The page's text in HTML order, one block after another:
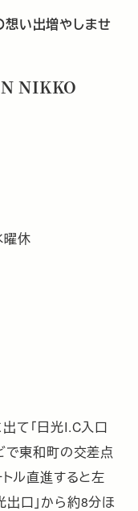
い出増やしませ
NIKKO
休
て「日光I.C入口
で東和町の交差点
ル直進すると左
出口」から約8分ほ